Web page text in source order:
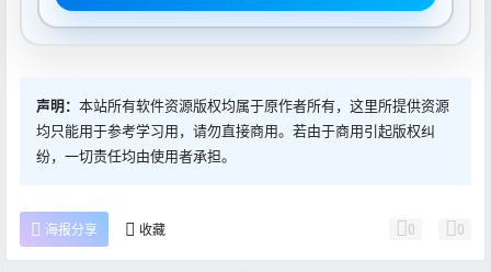
声明： 本站所有软件资源版权均属于原作者所有，这里所提供资源
均只能用于参考学习用，请勿直接商用。若由于商用引起版权纠
纷，一切责任均由使用者承担。
海报分享 收藏 0 0